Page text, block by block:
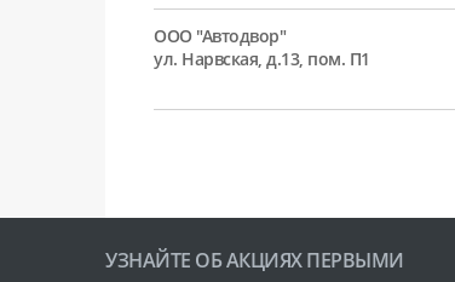
ООО "Автодвор"
ул. Нарвская, д.13, пом. П1
УЗНАЙТЕ ОБ АКЦИЯХ ПЕРВЫМИ